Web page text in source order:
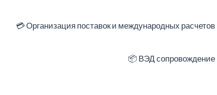
💳 Организация поставок и международных расчетов
📦 ВЭД сопровождение